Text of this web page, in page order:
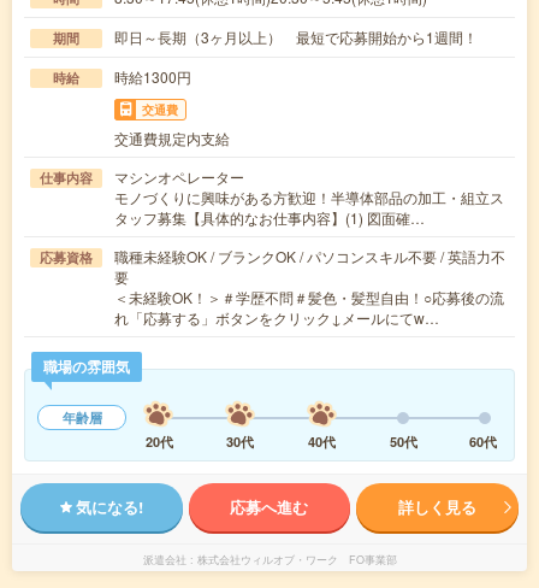
期間 即日～長期（3ヶ月以上） 最短で応募開始から1週間！
時給 時給1300円
交通費
交通費規定内支給
仕事内容
マシンオペレーター
モノづくりに興味がある方歓迎！半導体部品の加工・組立ス
タッフ募集【具体的なお仕事内容】(1) 図面確…
応募資格
職種未経験OK / ブランクOK / パソコンスキル不要 / 英語力不
要
＜未経験OK！＞＃学歴不問＃髪色・髪型自由！○応募後の流
れ「応募する」ボタンをクリック↓メールにてw…
職場の雰囲気
年齢層
20代
30代 40代 50代 60代
気になる! 応募へ進む 詳しく見る
派遣会社 株式会社ウィルオブ・ワーク FO事業部